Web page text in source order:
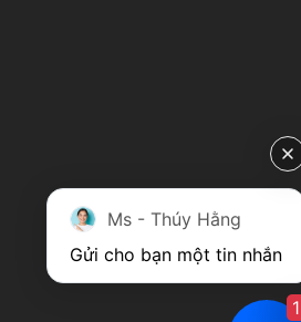
Ms - Thúy Hằng
Gửi cho bạn một tin nhắn
1